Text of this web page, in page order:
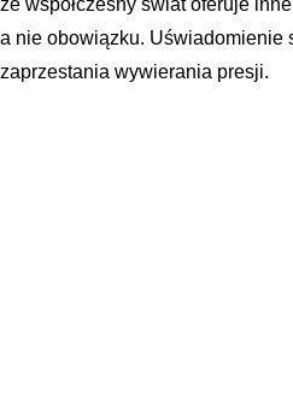
że współczesny świat oferuje
a nie obowiązku. Uświadomienie
zaprzestania wywierania presji.